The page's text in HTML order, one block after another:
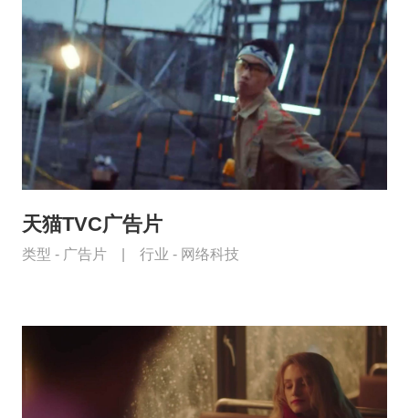
天猫TVC广告片
类型 - 广告片 行业 - 网络科技